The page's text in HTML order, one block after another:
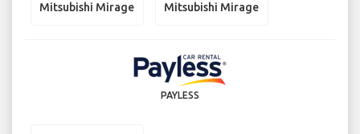
Mitsubishi Mirage Mitsubishi Mirage
PAYLESS